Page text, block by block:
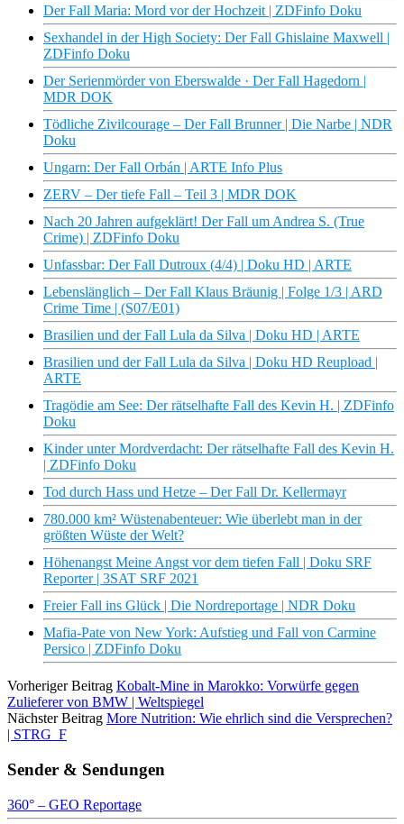
Der Fall Maria: Mord vor der Hochzeit | ZDFinfo Doku
Sexhandel in der High Society: Der Fall Ghislaine Maxwell |
ZDFinfo Doku
Der Serienmörder von Eberswalde · Der Fall Hagedorn |
MDR DOK
Tödliche Zivilcourage – Der Fall Brunner | Die Narbe | NDR
Doku
Ungarn: Der Fall Orbán | ARTE Info Plus
ZERV – Der tiefe Fall – Teil 3 | MDR DOK
Nach 20 Jahren aufgeklärt! Der Fall um Andrea S. (True
Crime) | ZDFinfo Doku
Unfassbar: Der Fall Dutroux (4/4) | Doku HD | ARTE
Lebenslänglich – Der Fall Klaus Bräunig | Folge 1/3 | ARD
Crime Time | (S07/E01)
Brasilien und der Fall Lula da Silva | Doku HD | ARTE
Brasilien und der Fall Lula da Silva | Doku HD Reupload |
ARTE
Tragödie am See: Der rätselhafte Fall des Kevin H. | ZDFinfo
Doku
Kinder unter Mordverdacht: Der rätselhafte Fall des Kevin H.
| ZDFinfo Doku
Tod durch Hass und Hetze – Der Fall Dr. Kellermayr
780.000 km² Wüstenabenteuer: Wie überlebt man in der
größten Wüste der Welt?
Höhenangst Meine Angst vor dem tiefen Fall | Doku SRF
Reporter | 3SAT SRF 2021
Freier Fall ins Glück | Die Nordreportage | NDR Doku
Mafia-Pate von New York: Aufstieg und Fall von Carmine
Persico | ZDFinfo Doku
Vorheriger Beitrag Kobalt-Mine in Marokko: Vorwürfe gegen
Zulieferer von BMW | Weltspiegel
Nächster Beitrag More Nutrition: Wie ehrlich sind die Versprechen?
| STRG_F
Sender & Sendungen
360° – GEO Reportage